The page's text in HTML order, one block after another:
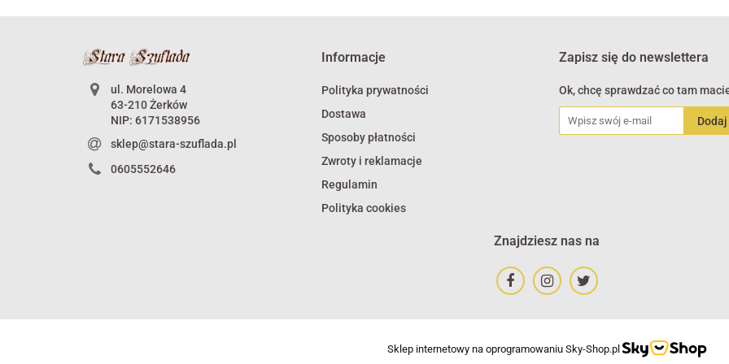
ul. Morelowa 4
63-210 Żerków
NIP: 6171538956
sklep@stara-szuflada.pl
0605552646
Informacje
Polityka prywatności
Dostawa
Sposoby płatności
Zwroty i reklamacje
Regulamin
Polityka cookies
Zapisz się do newslettera
Ok, chcę sprawdzać co tam
Znajdziesz nas na
Sklep internetowy na oprogramowaniu Sky-Shop.pl